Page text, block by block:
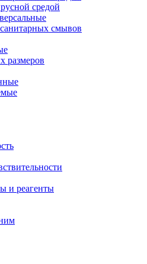
средой
смывов
размеров
и реагенты